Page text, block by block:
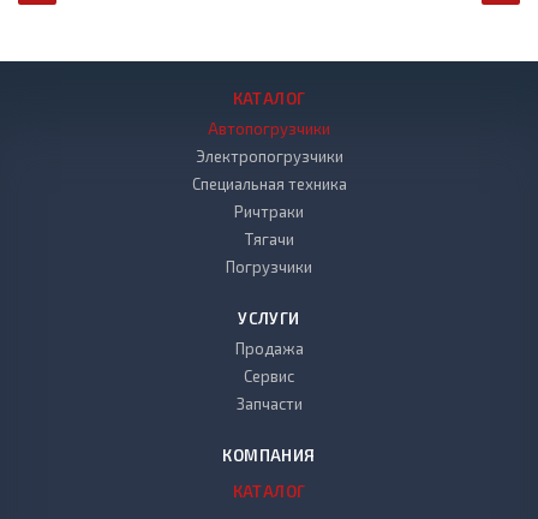
КАТАЛОГ
Автопогрузчики
Электропогрузчики
Специальная техника
Ричтраки
Тягачи
Погрузчики
УСЛУГИ
Продажа
Сервис
Запчасти
КОМПАНИЯ
КАТАЛОГ